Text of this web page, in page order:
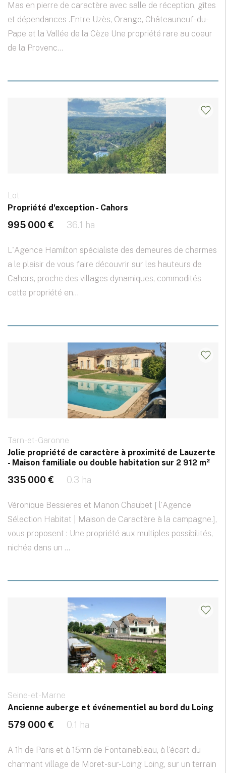
Mas en pierre de caractère avec salle de réception, gîtes
et dépendances .Entre Uzès, Orange, Châteauneuf-du-
Pape et la Vallée de la Cèze Une propriété rare au coeur
de la Provenc...
Lot
Propriété d'exception - Cahors
995 000 € 36.1 ha
L'Agence Hamilton spécialiste des demeures de charmes
a le plaisir de vous faire découvrir sur les hauteurs de
Cahors, proche des villages dynamiques, commodités
cette propriété en...
Tarn-et-Garonne
Jolie propriété de caractère à proximité de Lauzerte
- Maison familiale ou double habitation sur 2 912 m²
335 000 € 0.3 ha
Véronique Bessieres et Manon Chaubet [ l'Agence
Sélection Habitat | Maison de Caractère à la campagne.],
vous proposent : Une propriété aux multiples possibilités,
nichée dans un ...
Seine-et-Marne
Ancienne auberge et événementiel au bord du Loing
579 000 € 0.1 ha
A 1h de Paris et à 15mn de Fontainebleau, à l'écart du
charmant village de Moret-sur-Loing Loing, sur un terrain